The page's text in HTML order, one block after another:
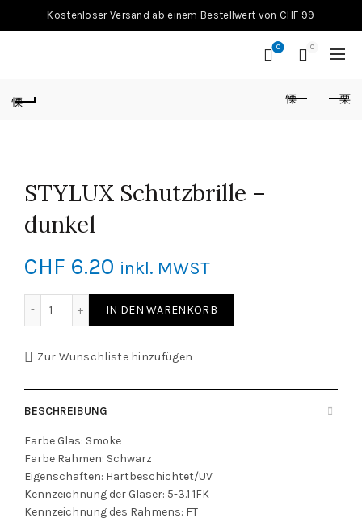
Kostenloser Versand ab einem Bestellwert von CHF 99
0 0
STYLUX Schutzbrille –
dunkel
CHF 6.20 inkl. MWST
IN DEN WARENKORB
Zur Wunschliste hinzufügen
BESCHREIBUNG
Farbe Glas: Smoke
Farbe Rahmen: Schwarz
Eigenschaften: Hartbeschichtet/UV
Kennzeichnung der Gläser: 5-3.1 1FK
Kennzeichnung des Rahmens: FT